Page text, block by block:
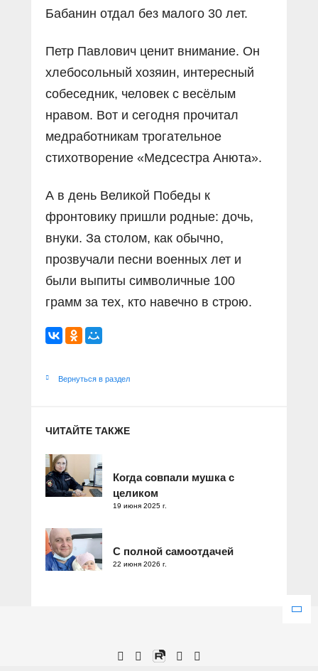
Бабанин отдал без малого 30 лет.
Петр Павлович ценит внимание. Он
хлебосольный хозяин, интересный
собеседник, человек с весëлым
нравом. Вот и сегодня прочитал
медработникам трогательное
стихотворение «Медсестра Анюта».
А в день Великой Победы к
фронтовику пришли родные: дочь,
внуки. За столом, как обычно,
прозвучали песни военных лет и
были выпиты символичные 100
грамм за тех, кто навечно в строю.
Вернуться в раздел
ЧИТАЙТЕ ТАКЖЕ
Когда совпали мушка с
целиком
19 июня 2025 г.
С полной самоотдачей
22 июня 2026 г.